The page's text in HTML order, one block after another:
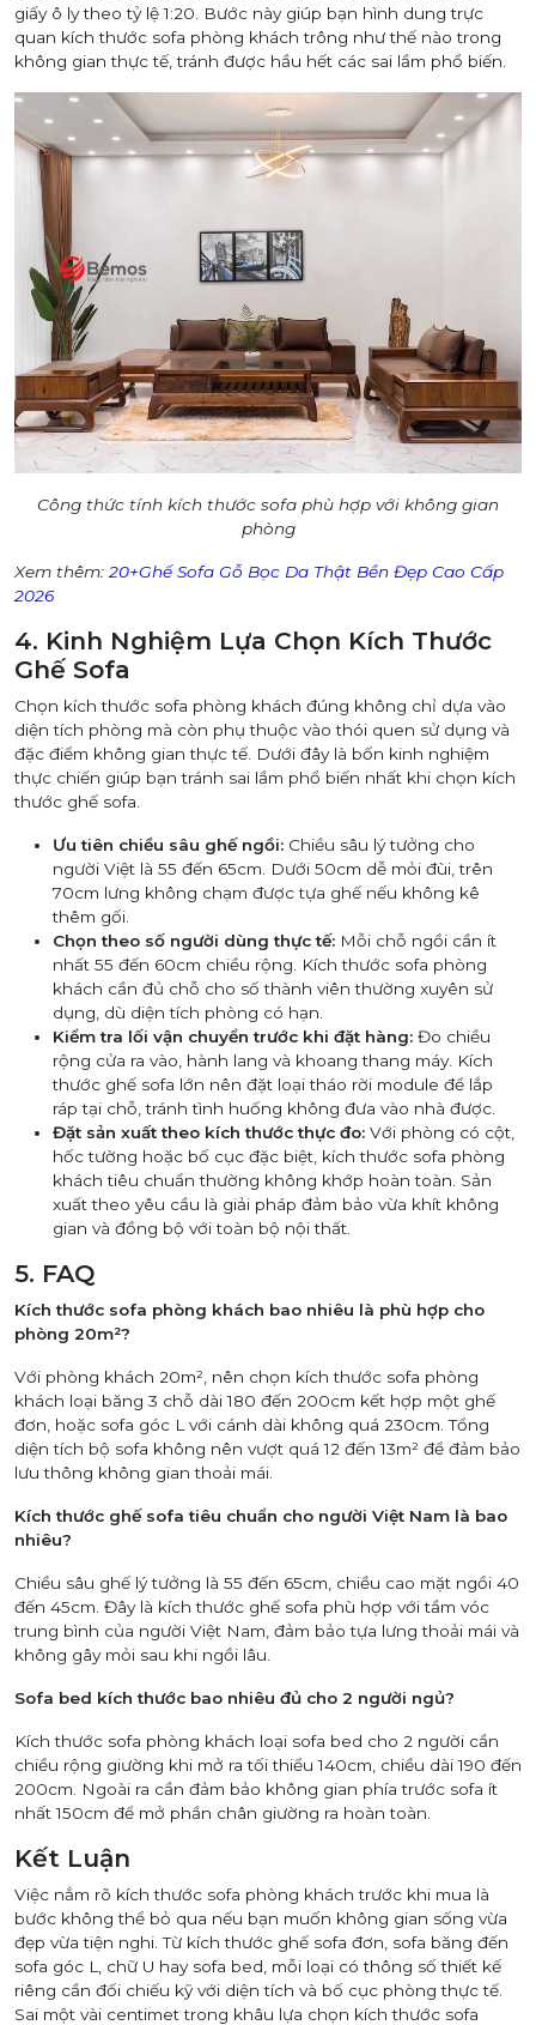
giấy ô ly theo tỷ lệ 1:20. Bước này giúp bạn hình dung trực
quan kích thước sofa phòng khách trông như thế nào trong
không gian thực tế, tránh được hầu hết các sai lầm phổ biến.
Công thức tính kích thước sofa phù hợp với không gian
phòng
Xem thêm: 20+Ghế Sofa Gỗ Bọc Da Thật Bền Đẹp Cao Cấp
2026
4. Kinh Nghiệm Lựa Chọn Kích Thước
Ghế Sofa
Chọn kích thước sofa phòng khách đúng không chỉ dựa vào
diện tích phòng mà còn phụ thuộc vào thói quen sử dụng và
đặc điểm không gian thực tế. Dưới đây là bốn kinh nghiệm
thực chiến giúp bạn tránh sai lầm phổ biến nhất khi chọn kích
thước ghế sofa.
Ưu tiên chiều sâu ghế ngồi: Chiều sâu lý tưởng cho
người Việt là 55 đến 65cm. Dưới 50cm dễ mỏi đùi, trên
70cm lưng không chạm được tựa ghế nếu không kê
thêm gối.
Chọn theo số người dùng thực tế: Mỗi chỗ ngồi cần ít
nhất 55 đến 60cm chiều rộng. Kích thước sofa phòng
khách cần đủ chỗ cho số thành viên thường xuyên sử
dụng, dù diện tích phòng có hạn.
Kiểm tra lối vận chuyển trước khi đặt hàng: Đo chiều
rộng cửa ra vào, hành lang và khoang thang máy. Kích
thước ghế sofa lớn nên đặt loại tháo rời module để lắp
ráp tại chỗ, tránh tình huống không đưa vào nhà được.
Đặt sản xuất theo kích thước thực đo: Với phòng có cột,
hốc tường hoặc bố cục đặc biệt, kích thước sofa phòng
khách tiêu chuẩn thường không khớp hoàn toàn. Sản
xuất theo yêu cầu là giải pháp đảm bảo vừa khít không
gian và đồng bộ với toàn bộ nội thất.
5. FAQ
Kích thước sofa phòng khách bao nhiêu là phù hợp cho
phòng 20m²?
Với phòng khách 20m², nên chọn kích thước sofa phòng
khách loại băng 3 chỗ dài 180 đến 200cm kết hợp một ghế
đơn, hoặc sofa góc L với cánh dài không quá 230cm. Tổng
diện tích bộ sofa không nên vượt quá 12 đến 13m² để đảm bảo
lưu thông không gian thoải mái.
Kích thước ghế sofa tiêu chuẩn cho người Việt Nam là bao
nhiêu?
Chiều sâu ghế lý tưởng là 55 đến 65cm, chiều cao mặt ngồi 40
đến 45cm. Đây là kích thước ghế sofa phù hợp với tầm vóc
trung bình của người Việt Nam, đảm bảo tựa lưng thoải mái và
không gây mỏi sau khi ngồi lâu.
Sofa bed kích thước bao nhiêu đủ cho 2 người ngủ?
Kích thước sofa phòng khách loại sofa bed cho 2 người cần
chiều rộng giường khi mở ra tối thiểu 140cm, chiều dài 190 đến
200cm. Ngoài ra cần đảm bảo không gian phía trước sofa ít
nhất 150cm để mở phần chân giường ra hoàn toàn.
Kết Luận
Việc nắm rõ kích thước sofa phòng khách trước khi mua là
bước không thể bỏ qua nếu bạn muốn không gian sống vừa
đẹp vừa tiện nghi. Từ kích thước ghế sofa đơn, sofa băng đến
sofa góc L, chữ U hay sofa bed, mỗi loại có thông số thiết kế
riêng cần đối chiếu kỹ với diện tích và bố cục phòng thực tế.
Sai một vài centimet trong khâu lựa chọn kích thước sofa